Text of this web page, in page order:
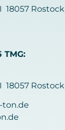
18057 Rostock
TMG:
18057 Rostock
ton.de